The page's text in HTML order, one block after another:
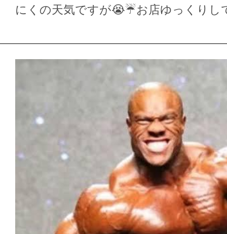
にくの天気ですが😭☔️お店ゆっくりし